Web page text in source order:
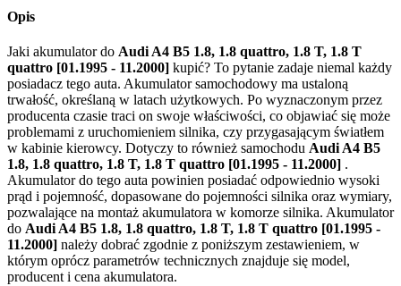
Opis
Jaki akumulator do Audi A4 B5 1.8, 1.8 quattro, 1.8 T, 1.8 T
quattro [01.1995 - 11.2000] kupić? To pytanie zadaje niemal każdy
posiadacz tego auta. Akumulator samochodowy ma ustaloną
trwałość, określaną w latach użytkowych. Po wyznaczonym przez
producenta czasie traci on swoje właściwości, co objawiać się może
problemami z uruchomieniem silnika, czy przygasającym światłem
w kabinie kierowcy. Dotyczy to również samochodu Audi A4 B5
1.8, 1.8 quattro, 1.8 T, 1.8 T quattro [01.1995 - 11.2000] .
Akumulator do tego auta powinien posiadać odpowiednio wysoki
prąd i pojemność, dopasowane do pojemności silnika oraz wymiary,
pozwalające na montaż akumulatora w komorze silnika. Akumulator
do Audi A4 B5 1.8, 1.8 quattro, 1.8 T, 1.8 T quattro [01.1995 -
11.2000] należy dobrać zgodnie z poniższym zestawieniem, w
którym oprócz parametrów technicznych znajduje się model,
producent i cena akumulatora.